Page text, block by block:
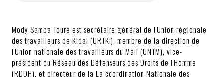
Mody Samba Toure est secrétaire général de l'Union régionale
des travailleurs de Kidal (URTKi), membre de la direction de
l'Union nationale des travailleurs du Mali (UNTM), vice-
président du Réseau des Défenseurs des Droits de l'Homme
(RDDH), et directeur de la La coordination Nationale des